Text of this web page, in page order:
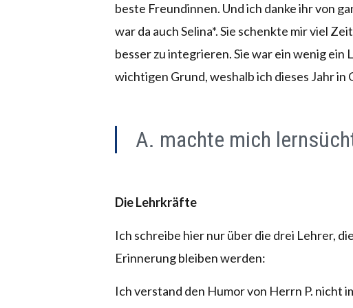
beste Freundinnen. Und ich danke ihr von
war da auch Selina*. Sie schenkte mir viel
besser zu integrieren. Sie war ein wenig ein
wichtigen Grund, weshalb ich dieses Jahr
A. machte mich
Die Lehrkräfte
Ich schreibe hier nur über die drei Lehrer,
Erinnerung bleiben werden:
Ich verstand den Humor von Herrn P. nicht